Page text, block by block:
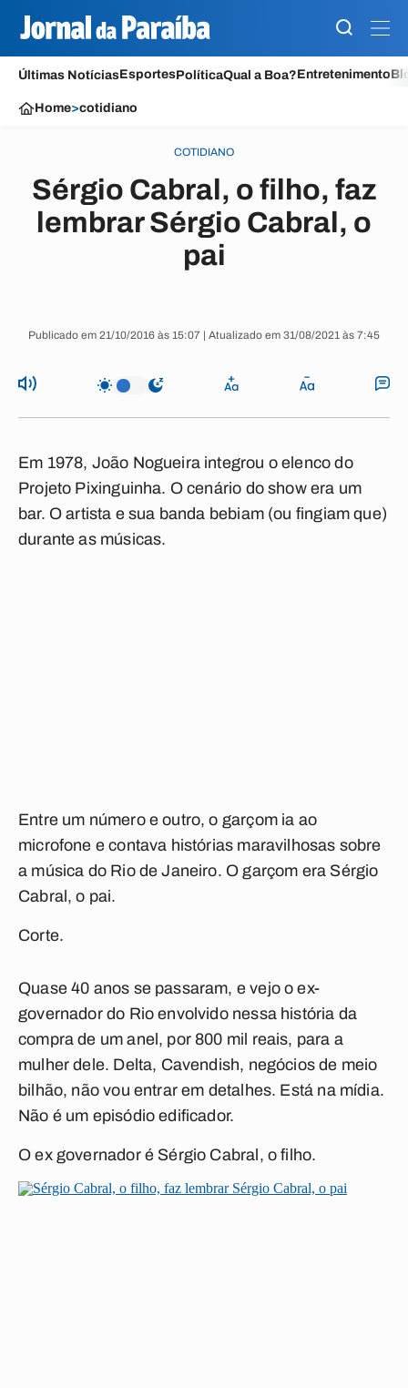
Últimas NotíciasEsportesPolíticaQual a Boa?Entretenimento
Home>cotidiano
COTIDIANO
Sérgio Cabral, o filho, faz
lembrar Sérgio Cabral, o
pai
Publicado em 21/10/2016 às 15:07 | Atualizado em 31/08/2021 às 7:45
Em 1978, João Nogueira integrou o elenco do
Projeto Pixinguinha. O cenário do show era um
bar. O artista e sua banda bebiam (ou fingiam que)
durante as músicas.
Entre um número e outro, o garçom ia ao
microfone e contava histórias maravilhosas sobre
a música do Rio de Janeiro. O garçom era Sérgio
Cabral, o pai.
Corte.
Quase 40 anos se passaram, e vejo o ex-
governador do Rio envolvido nessa história da
compra de um anel, por 800 mil reais, para a
mulher dele. Delta, Cavendish, negócios de meio
bilhão, não vou entrar em detalhes. Está na mídia.
Não é um episódio edificador.
O ex governador é Sérgio Cabral, o filho.